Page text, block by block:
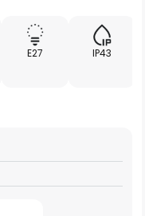
E27 IP43